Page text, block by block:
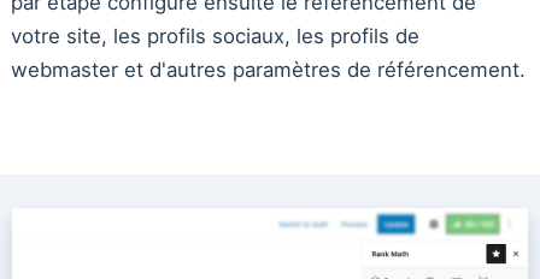
votre site, les profils sociaux, les profils de
webmaster et d'autres paramètres de référencement.